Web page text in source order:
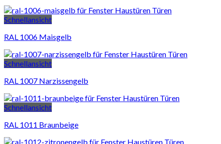
Schnellansicht
RAL 1006 Maisgelb
Schnellansicht
RAL 1007 Narzissengelb
Schnellansicht
RAL 1011 Braunbeige